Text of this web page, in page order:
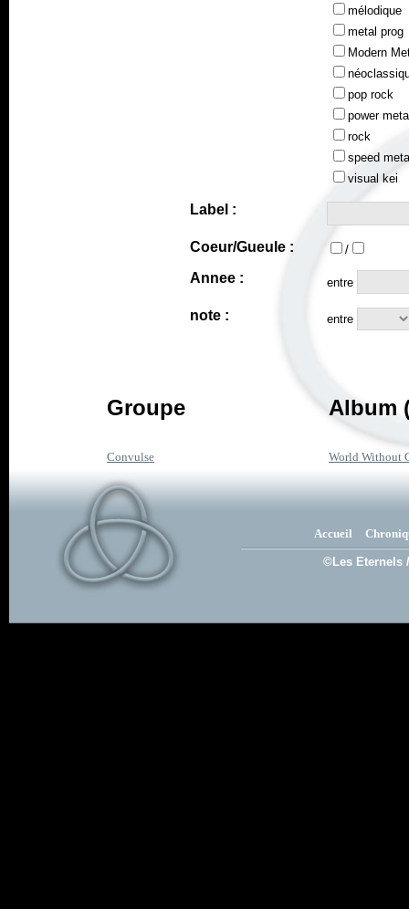
mélodique
metal prog
Modern
pop rock
power
rock
speed
visual kei
Label :
Coeur/Gueule : /
Annee : entre
note : entre
Groupe Album
Convulse World Without
Accueil
©Les Eternels